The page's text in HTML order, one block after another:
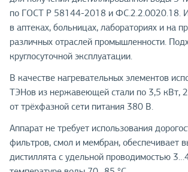
по ГОСТ Р 58144-2018 и ФС.2.2.0020.18.
в аптеках, больницах, лабораториях и на
различных отраслей промышленности.
круглосуточной эксплуатации.
В качестве нагревательных элементов
ТЭНов из нержавеющей стали по 3,5 кВт,
от трёхфазной сети питания 380 В.
Аппарат не требует использования
фильтров, смол и мембран, обеспечивает
дистиллята с удельной проводимостью